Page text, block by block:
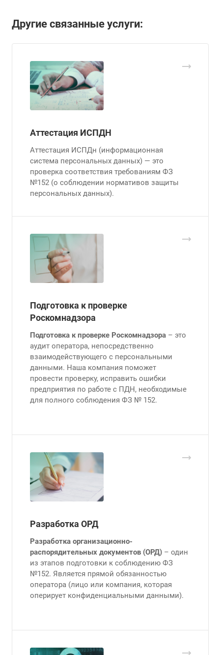
Другие связанные услуги:
Аттестация ИСПДН
Аттестация ИСПДн (информационная
система персональных данных) — это
проверка соответствия требованиям ФЗ
№152 (о соблюдении нормативов защиты
персональных данных).
Подготовка к проверке
Роскомнадзора
Подготовка к проверке Роскомнадзора – это
аудит оператора, непосредственно
взаимодействующего с персональными
данными. Наша компания поможет
провести проверку, исправить ошибки
предприятия по работе с ПДН, необходимые
для полного соблюдения ФЗ № 152.
Разработка ОРД
Разработка организационно-
распорядительных документов (ОРД) – один
из этапов подготовки к соблюдению ФЗ
№152. Является прямой обязанностью
оператора (лицо или компания, которая
оперирует конфиденциальными данными).